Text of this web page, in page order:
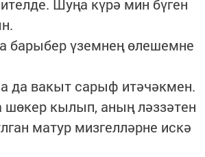
Шуңа күрә мин бүген
барыбер үземнең өлешемне
да вакыт сарыф итәчәкмен.
шөкер кылып, аның ләззәтен
матур мизгелләрне искә